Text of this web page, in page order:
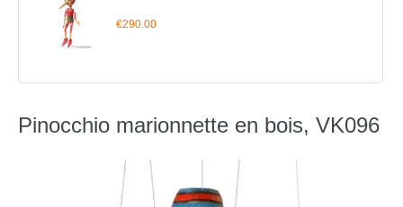
€290.00
Pinocchio marionnette en bois, VK096